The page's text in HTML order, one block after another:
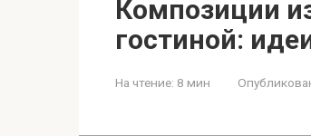
Композиции
гостиной:
На чтение: 8 мин